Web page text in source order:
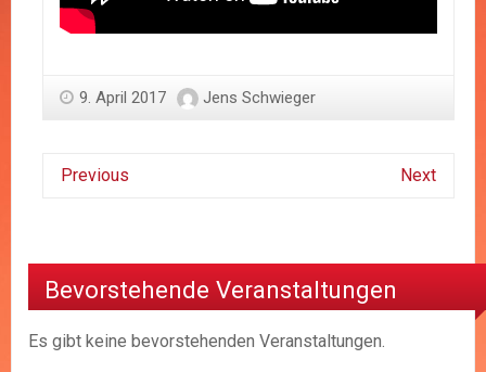
9. April 2017 Jens Schwieger
Previous Next
Bevorstehende Veranstaltungen
Es gibt keine bevorstehenden Veranstaltungen.